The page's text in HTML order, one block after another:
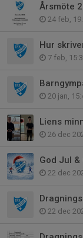
Årsmöte
24 feb,
Hur
7 feb,
20 jan,
Liens
26 dec
God Jul &
22 dec
22 dec